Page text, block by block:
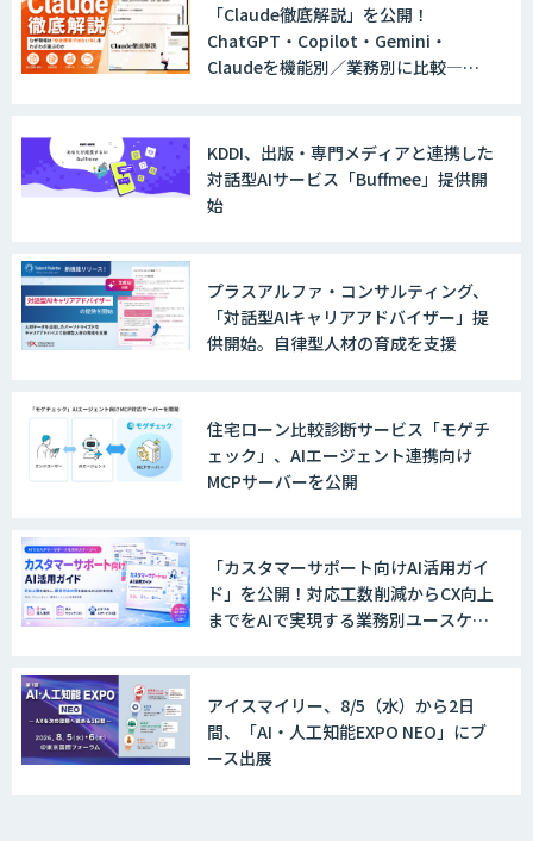
「Claude徹底解説」を公開！
ChatGPT・Copilot・Gemini・
Claudeを機能別／業務別に比較―自
KDDI、出版・専門メディアと連携した
対話型AIサービス「Buffmee」提供開
始
プラスアルファ・コンサルティング、
「対話型AIキャリアアドバイザー」提
供開始。自律型人材の育成を支援
住宅ローン比較診断サービス「モゲチ
ェック」、AIエージェント連携向け
MCPサーバーを公開
「カスタマーサポート向けAI活用ガイ
ド」を公開！対応工数削減からCX向上
までをAIで実現する業務別ユースケー
アイスマイリー、8/5（水）から2日
間、「AI・人工知能EXPO NEO」にブ
ース出展